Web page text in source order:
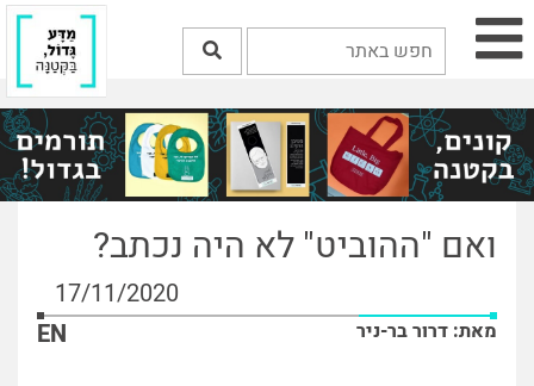
ואם "ההוביט" לא היה נכתב?
17/11/2020
מאת: דרור בר-ניר EN